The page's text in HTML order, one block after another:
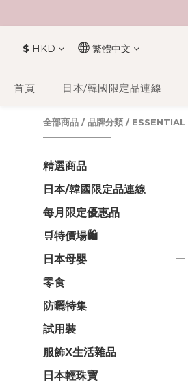
$ HKD 繁體中文
首頁 日本/韓國限定品連線
全部商品 /品牌分類 / ESSENTIAL
精選商品
日本/韓國限定品連線
每月限定優惠品
🛒特價場🛍️
日本母嬰
零食
防曬特集
試用裝
服飾X生活雜品
日本輕珠寶